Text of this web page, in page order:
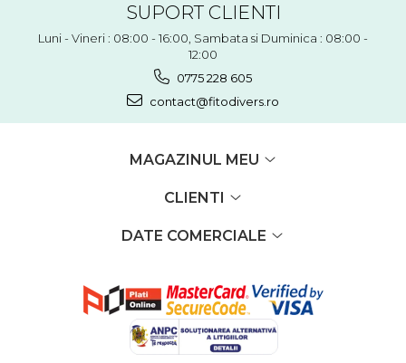
SUPORT CLIENTI
Luni - Vineri : 08:00 - 16:00, Sambata si Duminica : 08:00 -
12:00
0775 228 605
contact@fitodivers.ro
MAGAZINUL MEU
CLIENTI
DATE COMERCIALE